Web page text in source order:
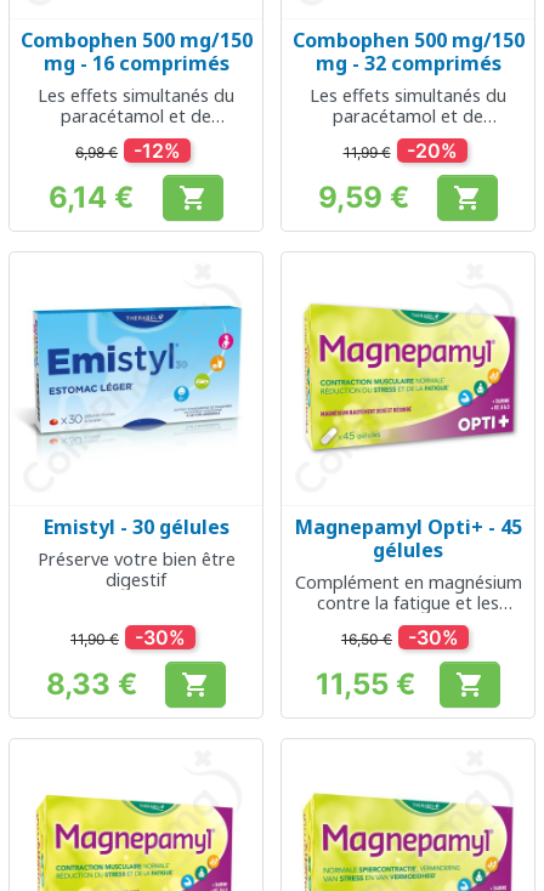
Combophen 500 mg/150
mg - 16 comprimés
Les effets simultanés du
paracétamol et de
l'ibuprofène
6,98 € -12%
Prix
6,14 € 
Combophen 500 mg/150
mg - 32 comprimés
Les effets simultanés du
paracétamol et de
l'ibuprofène
11,99 € -20%
Prix
9,59 € 
Emistyl - 30 gélules
Préserve votre bien être
digestif
11,90 € -30%
Prix
8,33 € 
Magnepamyl Opti+ - 45
gélules
Complément en magnésium
contre la fatigue et les
stress
16,50 € -30%
Prix
11,55 € 